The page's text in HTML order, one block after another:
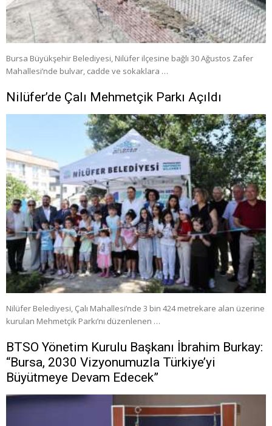
Bursa Büyükşehir Belediyesi, Nilüfer ilçesine bağlı 30 Ağustos Zafer
Mahallesi’nde bulvar, cadde ve sokaklara …
Nilüfer’de Çalı Mehmetçik Parkı Açıldı
Nilüfer Belediyesi, Çalı Mahallesi’nde 3 bin 424 metrekare alan üzerine
kurulan Mehmetçik Parkı’nı düzenlenen …
BTSO Yönetim Kurulu Başkanı İbrahim Burkay:
“Bursa, 2030 Vizyonumuzla Türkiye’yi
Büyütmeye Devam Edecek”